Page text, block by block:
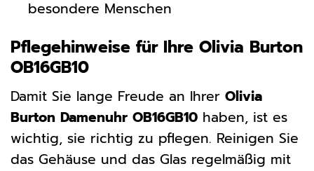
besondere Menschen
Pflegehinweise für Ihre Olivia Burton
OB16GB10
Damit Sie lange Freude an Ihrer Olivia
Burton Damenuhr OB16GB10 haben, ist es
wichtig, sie richtig zu pflegen. Reinigen Sie
das Gehäuse und das Glas regelmäßig mit